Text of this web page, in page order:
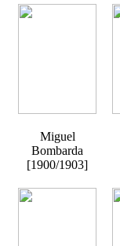
Miguel
Bombarda
[1900/1903]